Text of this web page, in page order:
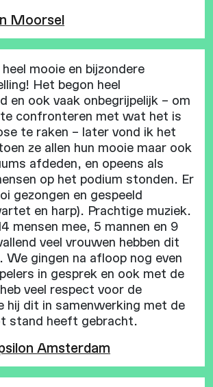
Moorsel
mooie en bijzondere
Het begon heel
en ook vaak onbegrijpelijk – om
te confronteren met wat het is
te raken – later vond ik het
ze allen hun mooie maar ook
afdeden, en opeens als
op het podium stonden. Er
gezongen en gespeeld
en harp). Prachtige muziek.
mensen mee, 5 mannen en 9
veel vrouwen hebben dit
We gingen na afloop nog even
in gesprek en ook met de
veel respect voor de
hij dit in samenwerking met de
stand heeft gebracht.
Amsterdam